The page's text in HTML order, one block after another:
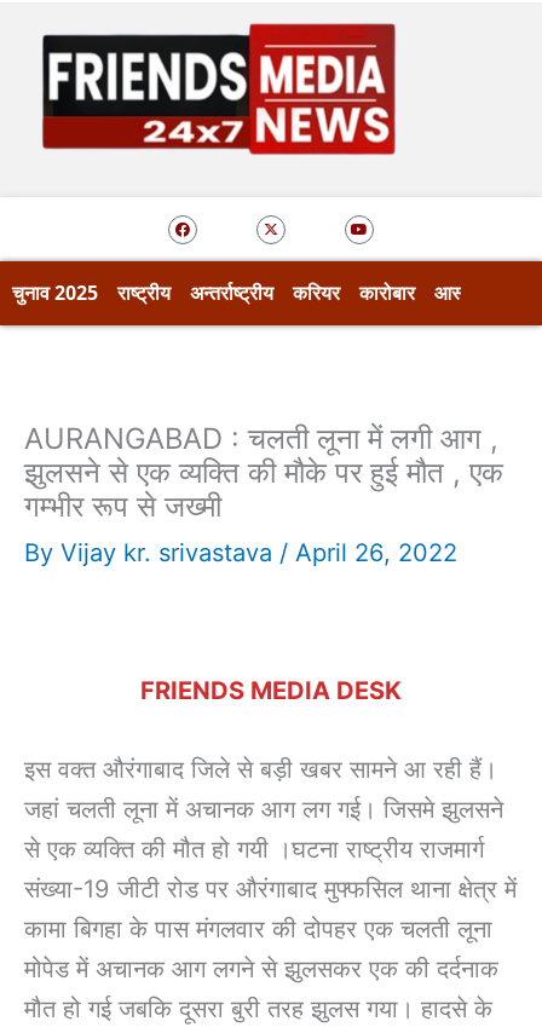
content
F
a
c
e
X
-
t
w
t
t
r
Y
o
u
t
b
e
चुनाव 2025 राष्ट्रीय अन्तर्राष्ट्रीय करियर कारोबार आस्था
AURANGABAD : चलती लूना में लगी आग ,
झुलसने से एक व्यक्ति की मौके पर हुई मौत , एक
गम्भीर रूप से जख्मी
By Vijay kr. srivastava / April 26, 2022
FRIENDS MEDIA DESK
इस वक्त औरंगाबाद जिले से बड़ी खबर सामने आ रही हैं।
जहां चलती लूना में अचानक आग लग गई। जिसमे झुलसने
से एक व्यक्ति की मौत हो गयी ।घटना राष्ट्रीय राजमार्ग
संख्या-19 जीटी रोड पर औरंगाबाद मुफ्फसिल थाना क्षेत्र में
कामा बिगहा के पास मंगलवार की दोपहर एक चलती लूना
मोपेड में अचानक आग लगने से झुलसकर एक की दर्दनाक
मौत हो गई जबकि दूसरा बुरी तरह झुलस गया। हादसे के